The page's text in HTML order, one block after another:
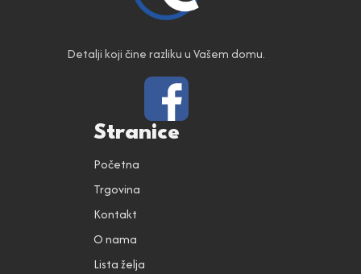
Detalji koji čine razliku u Vašem domu.
Stranice
Početna
Trgovina
Kontakt
O nama
Lista želja